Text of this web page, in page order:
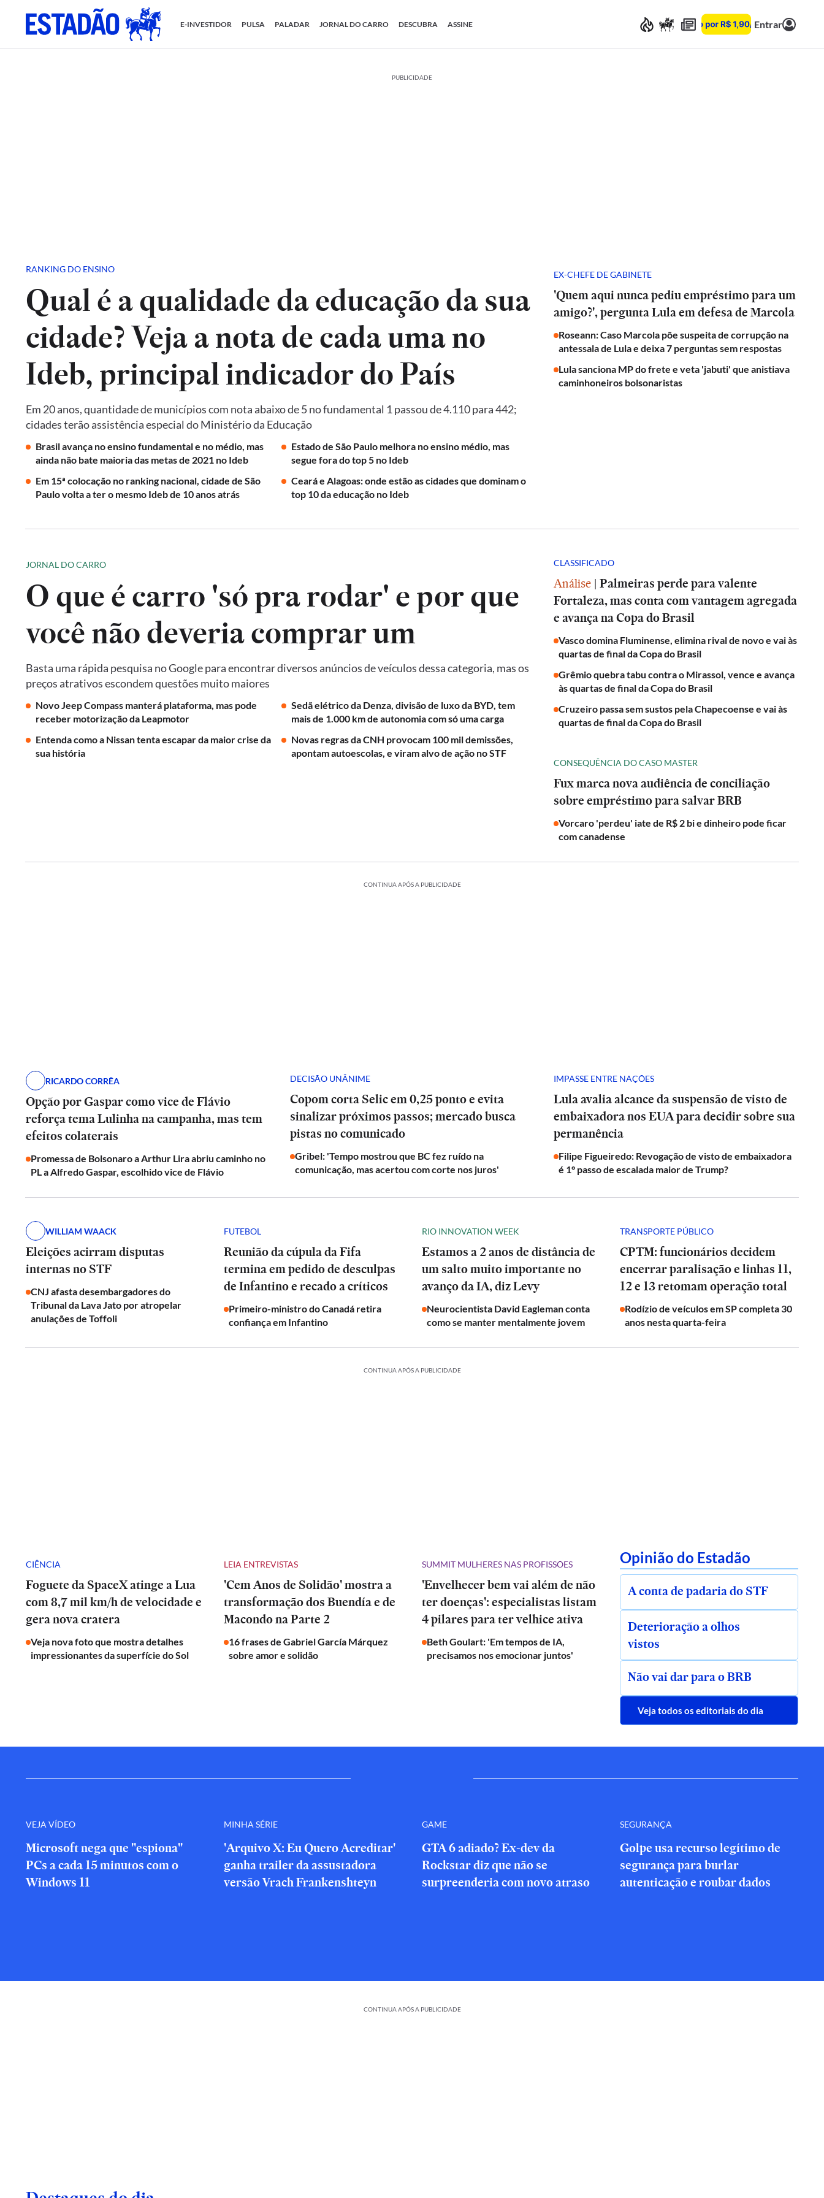
E-INVESTIDOR PULSA PALADAR JORNAL DO CARRO DESCUBRA ASSINE Entrar
PUBLICIDADE
RANKING DO ENSINO
Qual é a qualidade da educação da sua
cidade? Veja a nota de cada uma no
Ideb, principal indicador do País
Em 20 anos, quantidade de municípios com nota abaixo de 5 no fundamental 1 passou de 4.110 para 442;
cidades terão assistência especial do Ministério da Educação
Brasil avança no ensino fundamental e no médio, mas
ainda não bate maioria das metas de 2021 no Ideb
Estado de São Paulo melhora no ensino médio, mas
segue fora do top 5 no Ideb
Em 15ª colocação no ranking nacional, cidade de São
Paulo volta a ter o mesmo Ideb de 10 anos atrás
Ceará e Alagoas: onde estão as cidades que dominam o
top 10 da educação no Ideb
EX-CHEFE DE GABINETE
'Quem aqui nunca pediu empréstimo para um
amigo?', pergunta Lula em defesa de Marcola
Roseann: Caso Marcola põe suspeita de corrupção na
antessala de Lula e deixa 7 perguntas sem respostas
Lula sanciona MP do frete e veta 'jabuti' que anistiava
caminhoneiros bolsonaristas
JORNAL DO CARRO
O que é carro 'só pra rodar' e por que
você não deveria comprar um
Basta uma rápida pesquisa no Google para encontrar diversos anúncios de veículos dessa categoria, mas os
preços atrativos escondem questões muito maiores
Novo Jeep Compass manterá plataforma, mas pode
receber motorização da Leapmotor
Sedã elétrico da Denza, divisão de luxo da BYD, tem
mais de 1.000 km de autonomia com só uma carga
Entenda como a Nissan tenta escapar da maior crise da
sua história
Novas regras da CNH provocam 100 mil demissões,
apontam autoescolas, e viram alvo de ação no STF
CLASSIFICADO
Análise | Palmeiras perde para valente
Fortaleza, mas conta com vantagem agregada
e avança na Copa do Brasil
Vasco domina Fluminense, elimina rival de novo e vai às
quartas de final da Copa do Brasil
Grêmio quebra tabu contra o Mirassol, vence e avança
às quartas de final da Copa do Brasil
Cruzeiro passa sem sustos pela Chapecoense e vai às
quartas de final da Copa do Brasil
CONSEQUÊNCIA DO CASO MASTER
Fux marca nova audiência de conciliação
sobre empréstimo para salvar BRB
Vorcaro 'perdeu' iate de R$ 2 bi e dinheiro pode ficar
com canadense
CONTINUA APÓS A PUBLICIDADE
RICARDO CORRÊA
Opção por Gaspar como vice de Flávio
reforça tema Lulinha na campanha, mas tem
efeitos colaterais
Promessa de Bolsonaro a Arthur Lira abriu caminho no
PL a Alfredo Gaspar, escolhido vice de Flávio
DECISÃO UNÂNIME
Copom corta Selic em 0,25 ponto e evita
sinalizar próximos passos; mercado busca
pistas no comunicado
Gribel: 'Tempo mostrou que BC fez ruído na
comunicação, mas acertou com corte nos juros'
IMPASSE ENTRE NAÇÕES
Lula avalia alcance da suspensão de visto de
embaixadora nos EUA para decidir sobre sua
permanência
Filipe Figueiredo: Revogação de visto de embaixadora
é 1° passo de escalada maior de Trump?
WILLIAM WAACK
Eleições acirram disputas
internas no STF
CNJ afasta desembargadores do
Tribunal da Lava Jato por atropelar
anulações de Toffoli
FUTEBOL
Reunião da cúpula da Fifa
termina em pedido de desculpas
de Infantino e recado a críticos
Primeiro-ministro do Canadá retira
confiança em Infantino
RIO INNOVATION WEEK
Estamos a 2 anos de distância de
um salto muito importante no
avanço da IA, diz Levy
Neurocientista David Eagleman conta
como se manter mentalmente jovem
TRANSPORTE PÚBLICO
CPTM: funcionários decidem
encerrar paralisação e linhas 11,
12 e 13 retomam operação total
Rodízio de veículos em SP completa 30
anos nesta quarta-feira
CONTINUA APÓS A PUBLICIDADE
CIÊNCIA
Foguete da SpaceX atinge a Lua
com 8,7 mil km/h de velocidade e
gera nova cratera
Veja nova foto que mostra detalhes
impressionantes da superfície do Sol
LEIA ENTREVISTAS
'Cem Anos de Solidão' mostra a
transformação dos Buendía e de
Macondo na Parte 2
16 frases de Gabriel García Márquez
sobre amor e solidão
SUMMIT MULHERES NAS PROFISSÕES
'Envelhecer bem vai além de não
ter doenças': especialistas listam
4 pilares para ter velhice ativa
Beth Goulart: 'Em tempos de IA,
precisamos nos emocionar juntos'
Opinião do Estadão
A conta de padaria do STF
Deterioração a olhos
vistos
Não vai dar para o BRB
Veja todos os editoriais do dia
VEJA VÍDEO
Microsoft nega que "espiona"
PCs a cada 15 minutos com o
Windows 11
MINHA SÉRIE
'Arquivo X: Eu Quero Acreditar'
ganha trailer da assustadora
versão Vrach Frankenshteyn
GAME
GTA 6 adiado? Ex-dev da
Rockstar diz que não se
surpreenderia com novo atraso
SEGURANÇA
Golpe usa recurso legítimo de
segurança para burlar
autenticação e roubar dados
CONTINUA APÓS A PUBLICIDADE